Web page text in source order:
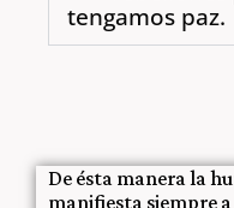
tengamos paz.
De ésta manera la
manifiesta siempre